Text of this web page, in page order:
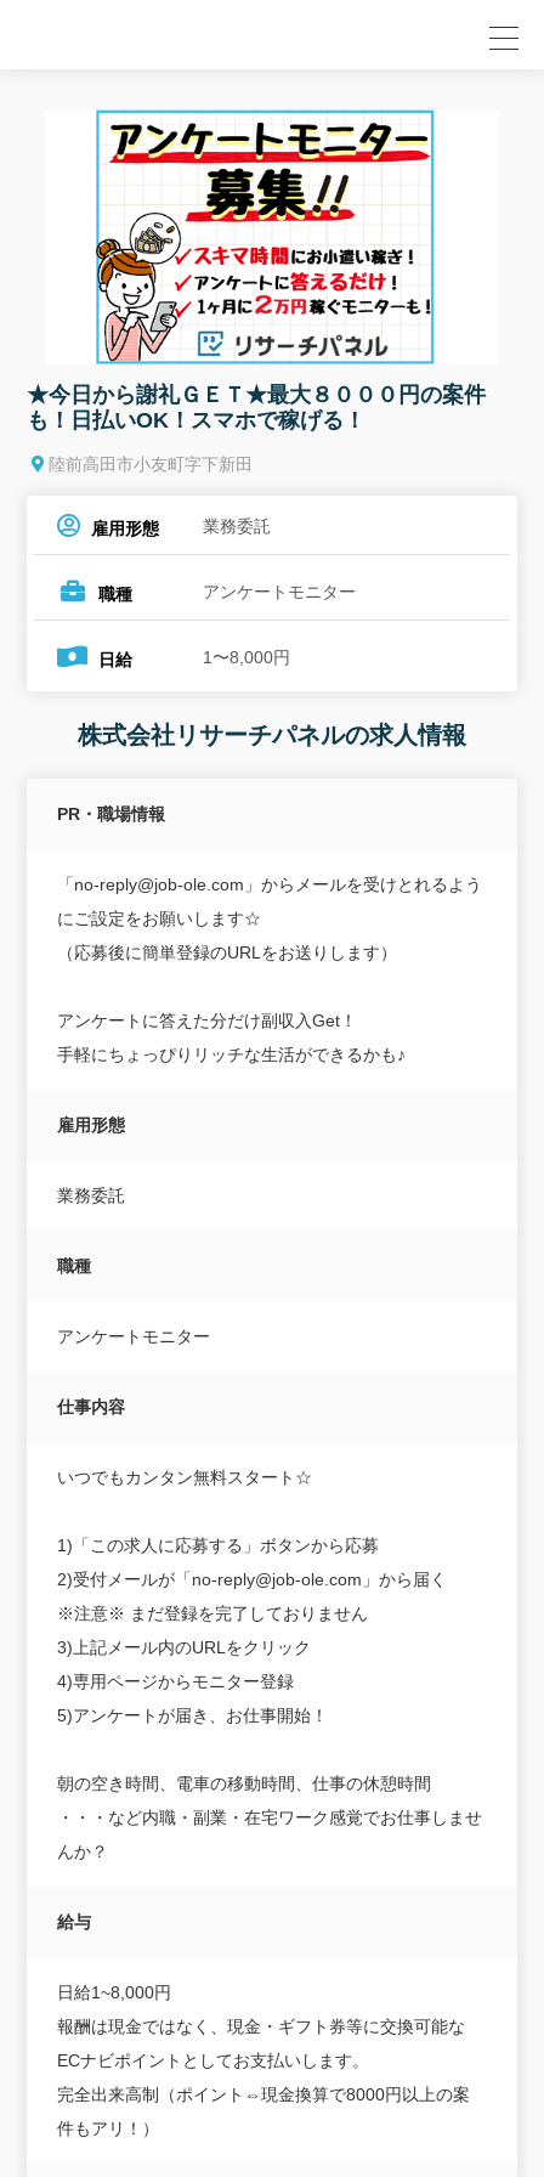
★今日から謝礼ＧＥＴ★最大８０００円の案件
も！日払いOK！スマホで稼げる！
陸前高田市小友町字下新田
雇用形態 業務委託
職種 アンケートモニター
日給 1〜8,000円
株式会社リサーチパネルの求人情報
PR・職場情報
「no-reply@job-ole.com」からメールを受けとれるよう
にご設定をお願いします☆
（応募後に簡単登録のURLをお送りします）
アンケートに答えた分だけ副収入Get！
手軽にちょっぴりリッチな生活ができるかも♪
雇用形態
業務委託
職種
アンケートモニター
仕事内容
いつでもカンタン無料スタート☆
1)「この求人に応募する」ボタンから応募
2)受付メールが「no-reply@job-ole.com」から届く
※注意※ まだ登録を完了しておりません
3)上記メール内のURLをクリック
4)専用ページからモニター登録
5)アンケートが届き、お仕事開始！
朝の空き時間、電車の移動時間、仕事の休憩時間
・・・など内職・副業・在宅ワーク感覚でお仕事しませ
んか？
給与
日給1~8,000円
報酬は現金ではなく、現金・ギフト券等に交換可能な
ECナビポイントとしてお支払いします。
完全出来高制（ポイント⇔現金換算で8000円以上の案
件もアリ！）